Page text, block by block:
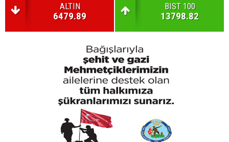
ALTIN
6479.89
BIST 100
13798.82